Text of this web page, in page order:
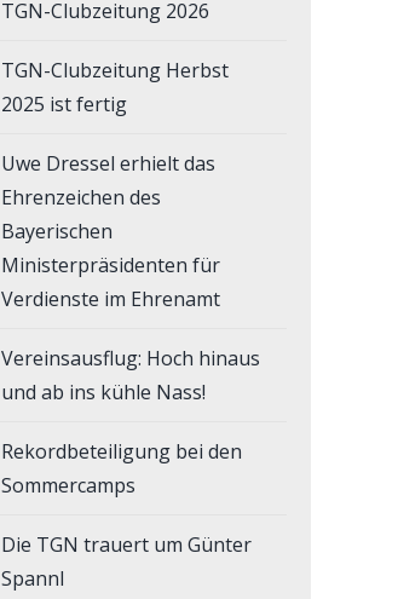
TGN-Clubzeitung 2026
TGN-Clubzeitung Herbst
2025 ist fertig
Uwe Dressel erhielt das
Ehrenzeichen des
Bayerischen
Ministerpräsidenten für
Verdienste im Ehrenamt
Vereinsausflug: Hoch hinaus
und ab ins kühle Nass!
Rekordbeteiligung bei den
Sommercamps
Die TGN trauert um Günter
Spannl